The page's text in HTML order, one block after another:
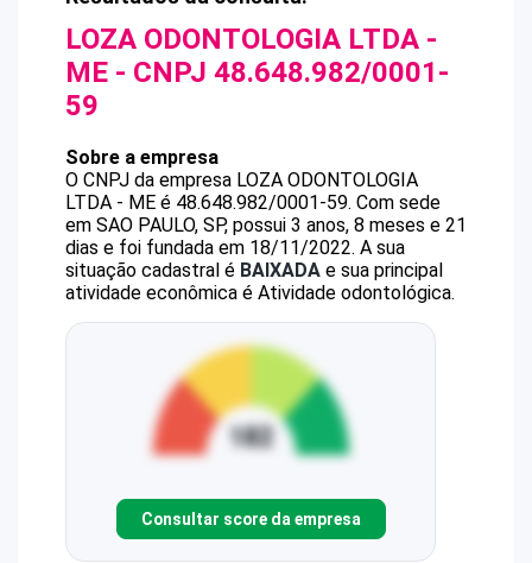
LOZA ODONTOLOGIA LTDA -
ME - CNPJ 48.648.982/0001-
59
Sobre a empresa
O CNPJ da empresa LOZA ODONTOLOGIA
LTDA - ME é 48.648.982/0001-59. Com sede
em SAO PAULO, SP, possui 3 anos, 8 meses e 21
dias e foi fundada em 18/11/2022. A sua
situação cadastral é BAIXADA e sua principal
atividade econômica é Atividade odontológica.
Consultar score da empresa